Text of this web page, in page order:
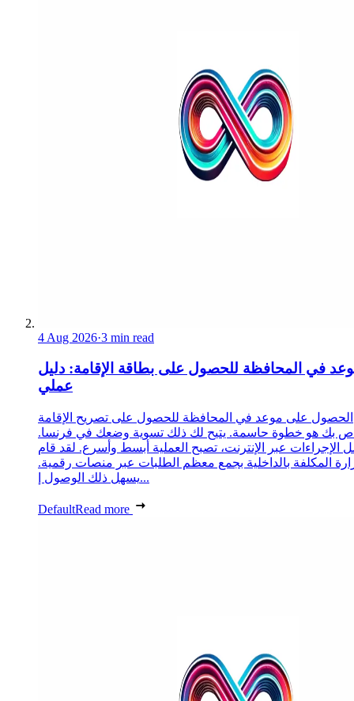
4 Aug 2026·3 min read
في المحافظة للحصول على بطاقة الإقامة: دليل
عملي
الحصول على موعد في المحافظة للحصول على تصريح الإقامة
بك هو خطوة حاسمة. يتيح لك ذلك تسوية وضعك في فرنسا.
الإجراءات عبر الإنترنت، تصبح العملية أبسط وأسرع. لقد قام
المكلفة بالداخلية بجمع معظم الطلبات عبر منصات رقمية.
يسهل ذلك الوصول إ...
DefaultRead more